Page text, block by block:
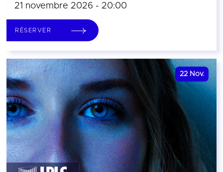
21 novembre 2026 - 20:00
RÉSERVER
22 Nov.